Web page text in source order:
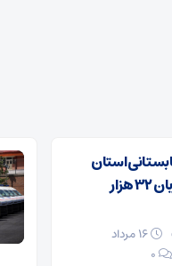
تابستانی استان
سمنان میزبان ۳۲ هزار
۰